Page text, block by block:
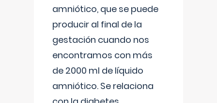
amniótico, que se puede
producir al final de la
gestación cuando nos
encontramos con más
de 2000 ml de líquido
amniótico. Se relaciona